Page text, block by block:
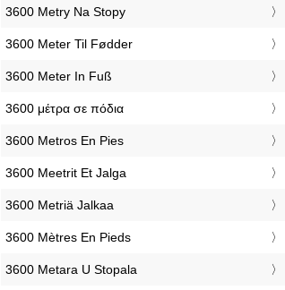
‎3600 Metry Na Stopy
‎3600 Meter Til Fødder
‎3600 Meter In Fuß
‎3600 μέτρα σε πόδια
‎3600 Metros En Pies
‎3600 Meetrit Et Jalga
‎3600 Metriä Jalkaa
‎3600 Mètres En Pieds
‎3600 Metara U Stopala